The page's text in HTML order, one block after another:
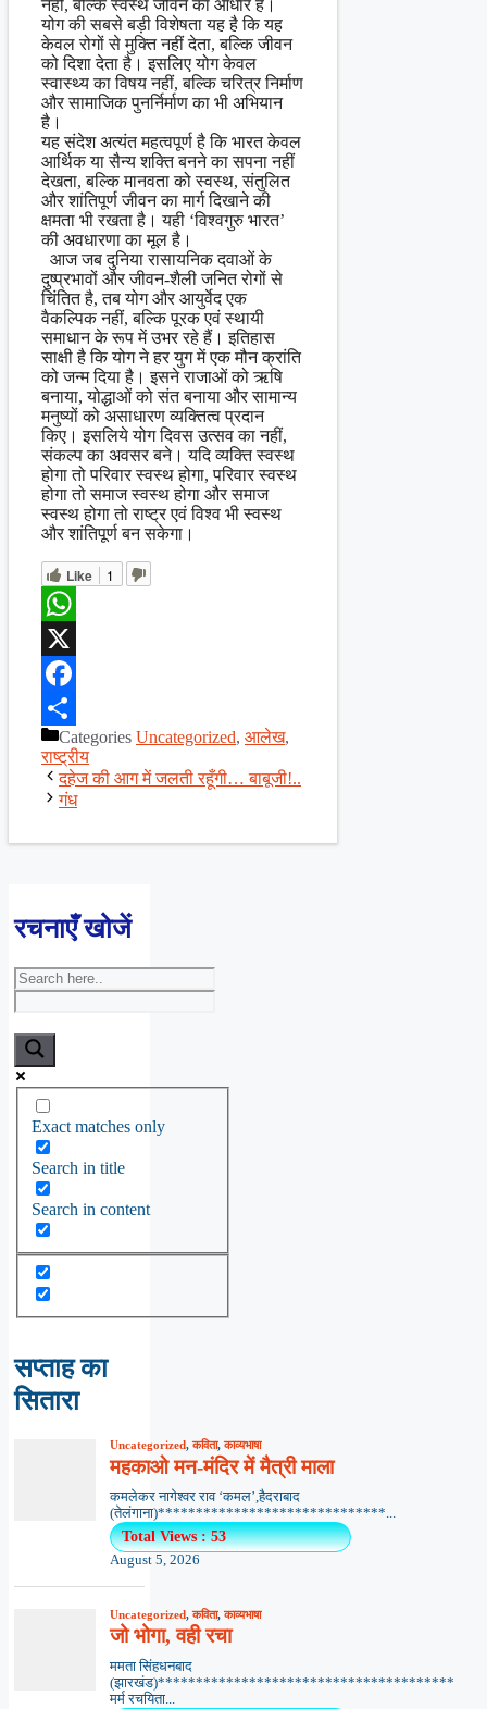
नहीं, बल्कि स्वस्थ जीवन का आधार है।
योग की सबसे बड़ी विशेषता यह है कि यह
केवल रोगों से मुक्ति नहीं देता, बल्कि जीवन
को दिशा देता है। इसलिए योग केवल
स्वास्थ्य का विषय नहीं, बल्कि चरित्र निर्माण
और सामाजिक पुनर्निर्माण का भी अभियान
है।
यह संदेश अत्यंत महत्वपूर्ण है कि भारत केवल
आर्थिक या सैन्य शक्ति बनने का सपना नहीं
देखता, बल्कि मानवता को स्वस्थ, संतुलित
और शांतिपूर्ण जीवन का मार्ग दिखाने की
क्षमता भी रखता है। यही ‘विश्वगुरु भारत’
की अवधारणा का मूल है।
आज जब दुनिया रासायनिक दवाओं के
दुष्प्रभावों और जीवन-शैली जनित रोगों से
चिंतित है, तब योग और आयुर्वेद एक
वैकल्पिक नहीं, बल्कि पूरक एवं स्थायी
समाधान के रूप में उभर रहे हैं। इतिहास
साक्षी है कि योग ने हर युग में एक मौन क्रांति
को जन्म दिया है। इसने राजाओं को ऋषि
बनाया, योद्धाओं को संत बनाया और सामान्य
मनुष्यों को असाधारण व्यक्तित्व प्रदान
किए। इसलिये योग दिवस उत्सव का नहीं,
संकल्प का अवसर बने। यदि व्यक्ति स्वस्थ
होगा तो परिवार स्वस्थ होगा, परिवार स्वस्थ
होगा तो समाज स्वस्थ होगा और समाज
स्वस्थ होगा तो राष्ट्र एवं विश्व भी स्वस्थ
और शांतिपूर्ण बन सकेगा।
Like 1
WhatsApp
X
Facebook
ShareCategories Uncategorized, आलेख,
राष्ट्रीय
दहेज की आग में जलती रहूँगी… बाबूजी!..
गंध
रचनाएँ खोजें
Exact matches only
Search in title
Search in content
सप्ताह का
सितारा
Uncategorized,कविता,काव्यभाषा
महकाओ मन-मंदिर में मैत्री माला
कमलेकर नागेश्वर राव ‘कमल’,हैदराबाद
(तेलंगाना)******************************...
Total Views : 53
August 5, 2026
Uncategorized,कविता,काव्यभाषा
जो भोगा, वही रचा
ममता सिंहधनबाद
(झारखंड)***************************************
मर्म रचयिता...